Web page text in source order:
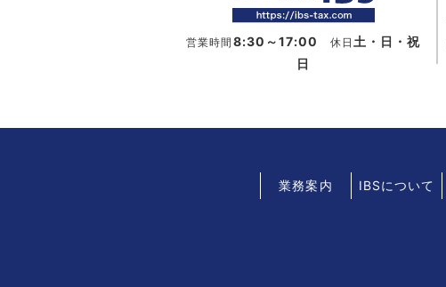
営業時間 8:30～17:00 休日 土・日・祝
日
業務案内 IBSについて